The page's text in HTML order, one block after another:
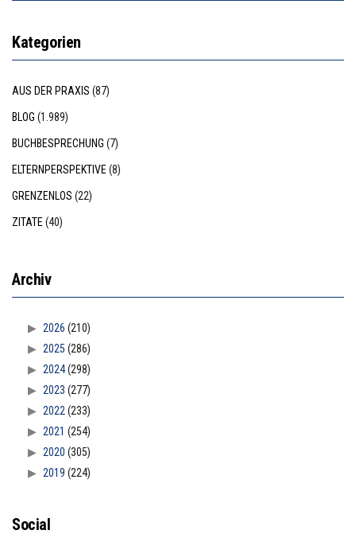
Kategorien
AUS DER PRAXIS (87)
BLOG (1.989)
BUCHBESPRECHUNG (7)
ELTERNPERSPEKTIVE (8)
GRENZENLOS (22)
ZITATE (40)
Archiv
2026 (210)
2025 (286)
2024(298)
2023 (277)
2022 (233)
2021 (254)
2020 (305)
2019 (224)
Social